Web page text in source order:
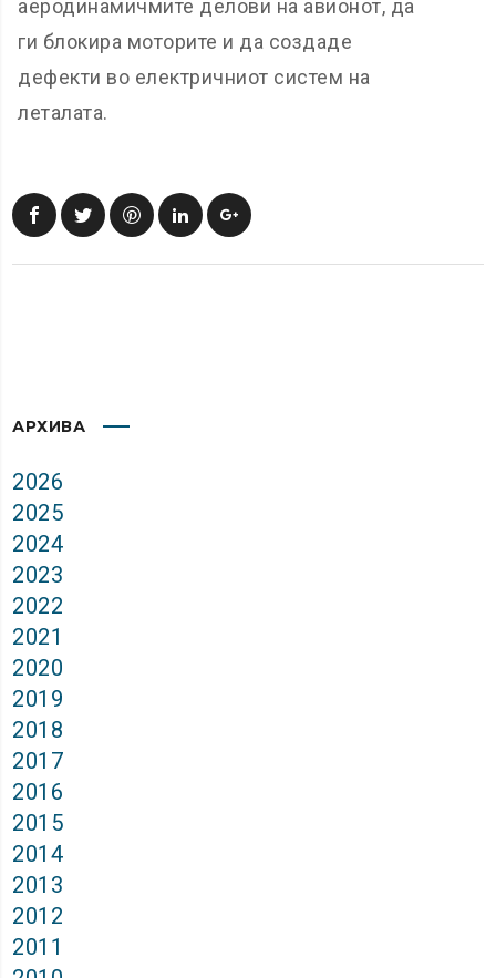
аеродинамичмите делови на авионот, да
ги блокира моторите и да создаде
дефекти во електричниот систем на
леталата.
АРХИВА
2026
2025
2024
2023
2022
2021
2020
2019
2018
2017
2016
2015
2014
2013
2012
2011